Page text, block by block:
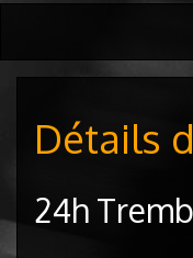
Détails
24h